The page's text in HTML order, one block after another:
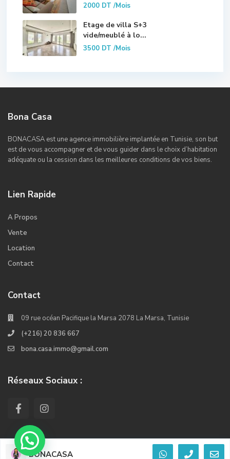
2000 DT/Mois
Etage de villa S+3
vide/meublé à lo...
3500 DT/Mois
Bona Casa
BONACASA est une agence immobilière implantée en Tunisie, son but
est de vous accompagner et de vous guider dans le choix d’habitation
adéquate ou la cession dans les meilleures conditions de vos biens.
Lien Rapide
A Propos
Vente
Location
Contact
Contact
09 rue océan Pacifique la Marsa 2078 La Marsa, Tunisie
(+216) 20 836 667
bona.casa.immo@gmail.com
Réseaux Sociaux :
BONACASA